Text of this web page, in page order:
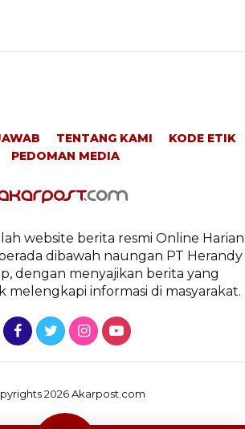
TENTANG KAMI
KODE ETIK
PEDOMAN MEDIA
website berita resmi Online Harian
dibawah naungan PT Herandy
dengan menyajikan berita yang
informasi di masyarakat.
2026 Akarpost.com